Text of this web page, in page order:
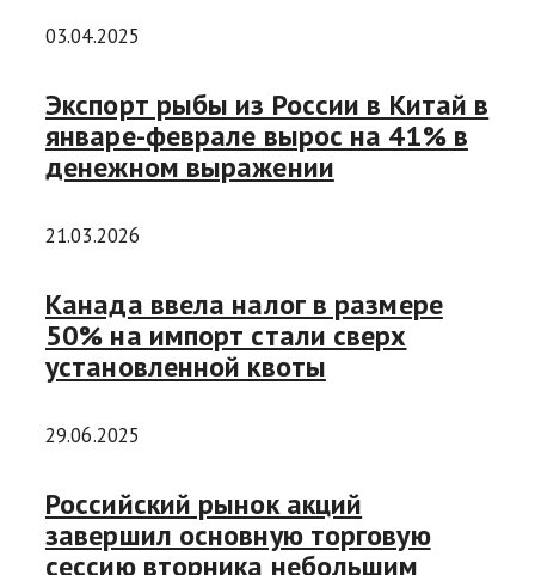
03.04.2025
Экспорт рыбы из России в Китай в
январе-феврале вырос на 41% в
денежном выражении
21.03.2026
Канада ввела налог в размере
50% на импорт стали сверх
установленной квоты
29.06.2025
Российский рынок акций
завершил основную торговую
сессию вторника небольшим